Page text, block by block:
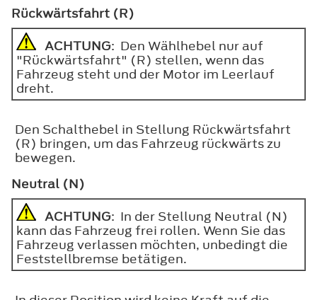
Rückwärtsfahrt (R)
ACHTUNG: Den Wählhebel nur auf
"Rückwärtsfahrt" (R) stellen, wenn das
Fahrzeug steht und der Motor im Leerlauf
dreht.
Den Schalthebel in Stellung Rückwärtsfahrt
(R) bringen, um das Fahrzeug rückwärts zu
bewegen.
Neutral (N)
ACHTUNG: In der Stellung Neutral (N)
kann das Fahrzeug frei rollen. Wenn Sie das
Fahrzeug verlassen möchten, unbedingt die
Feststellbremse betätigen.